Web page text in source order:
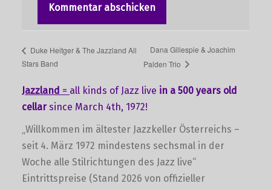
Duke Heitger & The Jazzland All
Stars Band
Dana Gillespie & Joachim
Palden Trio
Jazzland = all kinds of Jazz live in a 500 years old
cellarsince March 4th, 1972!
„Willkommen im ältester Jazzkeller Österreichs –
seit 4. März 1972 mindestens sechsmal in der
Woche alle Stilrichtungen des Jazz live“
Eintrittspreise (Stand 2026 von offizieller